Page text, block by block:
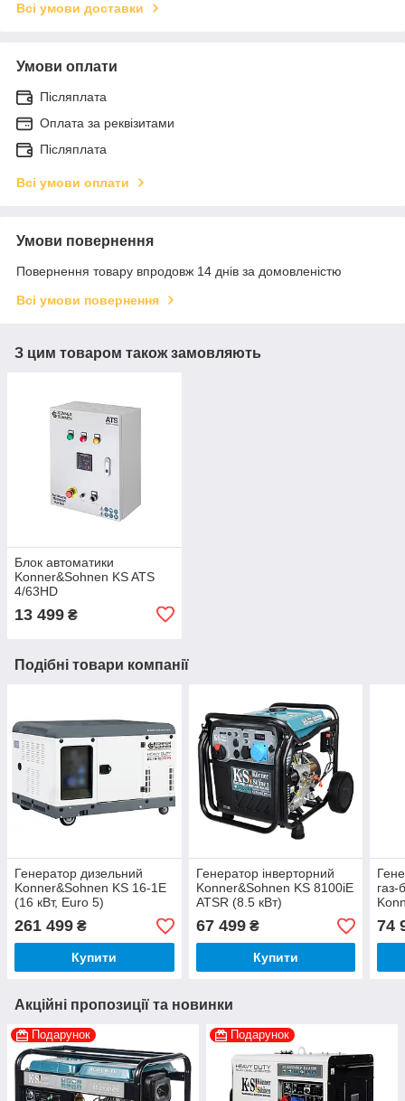
Всі умови доставки
Умови оплати
Післяплата
Оплата за реквізитами
Післяплата
Всі умови оплати
Умови повернення
Повернення товару впродовж 14 днів за домовленістю
Всі умови повернення
З цим товаром також замовляють
Блок автоматики
Konner&Sohnen KS ATS
4/63HD
13 499 ₴
Подібні товари компанії
Генератор дизельний
Konner&Sohnen KS 16-1E
(16 кВт, Euro 5)
261 499 ₴
Купити
Генератор інверторний
Konner&Sohnen KS 8100iE
ATSR (8.5 кВт)
67 499₴
Купити
газ-
G
74
Акційні пропозиції та новинки
Подарунок Подарунок